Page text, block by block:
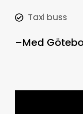
Taxi buss
–Med